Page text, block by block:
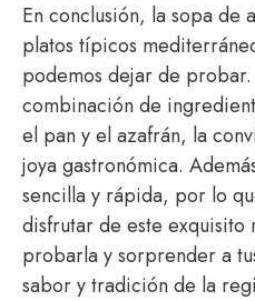
En conclusión, la sopa de
platos típicos
podemos dejar de
combinación de
el pan y el azafrán, la
joya gastronómica.
sencilla y rápida, por lo
disfrutar de este exquisito
probarla y sorprender a
sabor y tradición de la